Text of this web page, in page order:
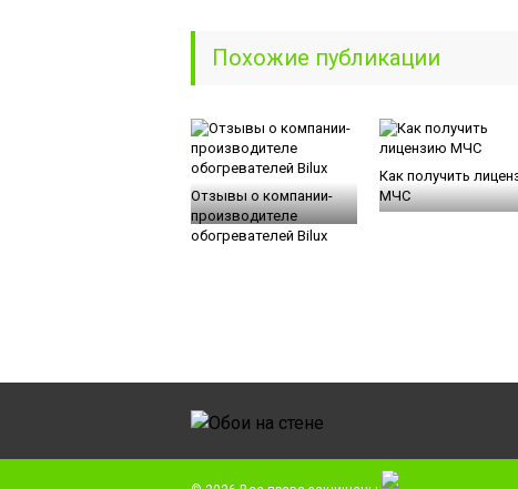
Похожие публикации
Отзывы о компании-
производителе
обогревателей Bilux
Как получить
МЧС